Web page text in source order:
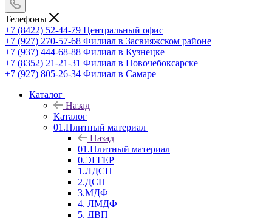
Телефоны
+7 (8422) 52-44-79 Центральный офис
+7 (927) 270-57-68 Филиал в Засвияжском районе
+7 (937) 444-68-88 Филиал в Кузнецке
+7 (8352) 21-21-31 Филиал в Новочебоксарске
+7 (927) 805-26-34 Филиал в Самаре
Каталог
Назад
Каталог
01.Плитный материал
Назад
01.Плитный материал
0.ЭГГЕР
1.ЛДСП
2.ДСП
3.МДФ
4. ЛМДФ
5. ДВП